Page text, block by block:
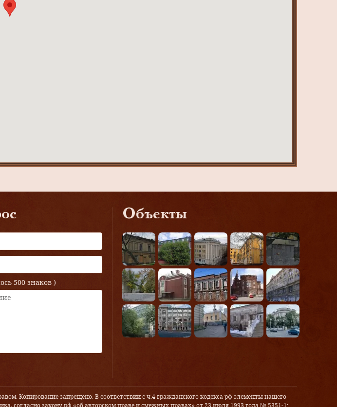
500 знаков )
Объекты
Копирование запрещено. В соответствии с ч.4 гражданского кодекса рф элементы нашего